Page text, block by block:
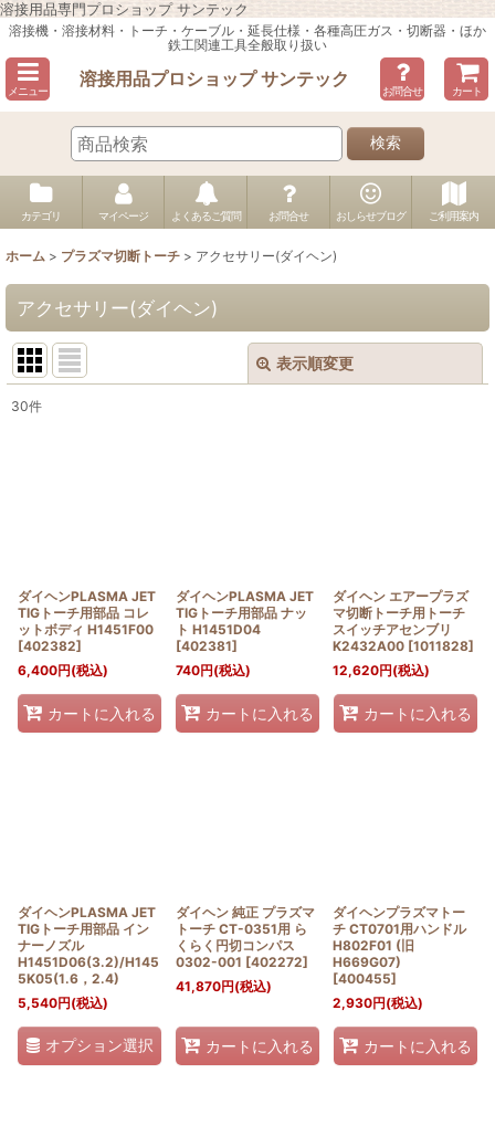
溶接用品専門プロショップ サンテック
溶接機・溶接材料・トーチ・ケーブル・延長仕様・各種高圧ガス・切断器・ほか
鉄工関連工具全般取り扱い
メニュー
溶接用品プロショップ サンテック
お問合せ カート
検索
カテゴリ マイページ よくあるご質問 お問合せ おしらせブログ ご利用案内
ホーム > プラズマ切断トーチ > アクセサリー(ダイヘン)
アクセサリー(ダイヘン)
表示順変更
30件
ダイヘンPLASMA JET
TIGトーチ用部品 コレ
ットボディ H1451F00
[402382]
6,400円(税込)
カートに入れる
ダイヘンPLASMA JET
TIGトーチ用部品 ナッ
ト H1451D04
[402381]
740円(税込)
カートに入れる
ダイヘン エアープラズ
マ切断トーチ用トーチ
スイッチアセンブリ
K2432A00 [1011828]
12,620円(税込)
カートに入れる
ダイヘンPLASMA JET
TIGトーチ用部品 イン
ナーノズル
H1451D06(3.2)/H145
5K05(1.6，2.4)
5,540円(税込)
オプション選択
ダイヘン 純正 プラズマ
トーチ CT-0351用 ら
くらく円切コンパス
0302-001 [402272]
41,870円(税込)
カートに入れる
ダイヘンプラズマトー
チ CT0701用ハンドル
H802F01 (旧
H669G07)
[400455]
2,930円(税込)
カートに入れる